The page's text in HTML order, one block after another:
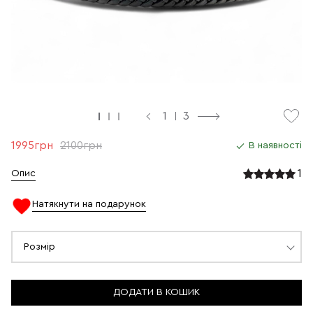
1 3
1995грн 2100грн В наявності
Опис 1
Натякнути на подарунок
Розмір
ДОДАТИ В КОШИК